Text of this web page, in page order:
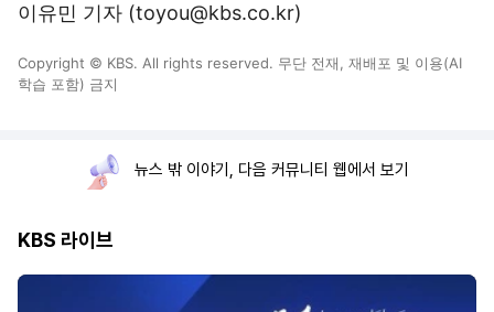
이유민 기자 (toyou@kbs.co.kr)
Copyright © KBS. All rights reserved. 무단 전재, 재배포 및 이용(AI
학습 포함) 금지
뉴스 밖 이야기, 다음 커뮤니티 웹에서 보기
KBS 라이브